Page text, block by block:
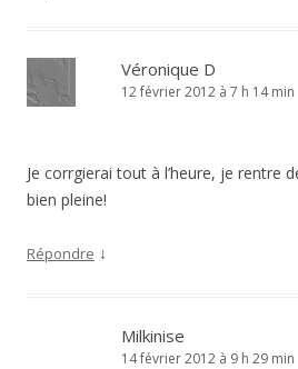
Véronique D
12 février 2012 à 7 h 14 min
Je corrgierai tout à l’heure, je rentre
bien pleine!
Répondre ↓
Milkinise
14 février 2012 à 9 h 29 min